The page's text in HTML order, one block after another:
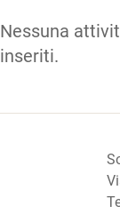
Nessuna
inseriti.